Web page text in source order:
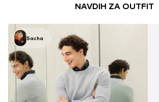
NAVDIH ZA OUTFIT
Sacha